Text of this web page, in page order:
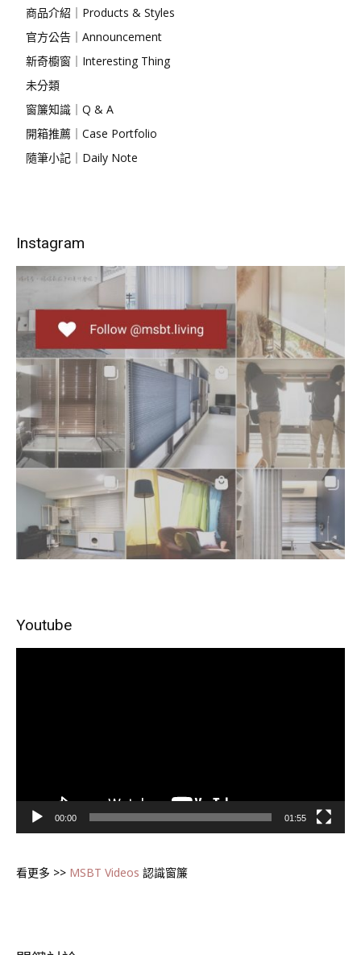
商品介紹｜Products & Styles
官方公告｜Announcement
新奇櫥窗｜Interesting Thing
未分類
窗簾知識｜Q & A
開箱推薦｜Case Portfolio
隨筆小記｜Daily Note
Instagram
Youtube
00:00 01:55
看更多 >> MSBT Videos 認識窗簾